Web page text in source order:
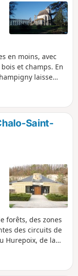
en moins, avec
et champs. En
laisse
Saint-
forêts, des zones
des circuits de
Hurepoix, de la
des plateaux
l'allée de